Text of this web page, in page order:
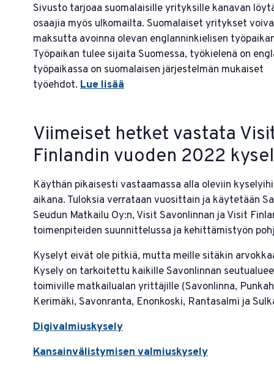
Sivusto tarjoaa suomalaisille yrityksille kanavan
osaajia myös ulkomailta. Suomalaiset yritykset
maksutta avoinna olevan englanninkielisen
Työpaikan tulee sijaita Suomessa, työkielenä on
työpaikassa on suomalaisen järjestelmän mukaiset
työehdot. Lue lisää
Viimeiset hetket vastata
Finlandin vuoden 2022
Käythän pikaisesti vastaamassa alla oleviin
aikana. Tuloksia verrataan vuosittain ja käytetään
Seudun Matkailu Oy:n, Visit Savonlinnan ja Visit
toimenpiteiden suunnittelussa ja kehittämistyön
Kyselyt eivät ole pitkiä, mutta meille sitäkin
Kysely on tarkoitettu kaikille Savonlinnan
toimiville matkailualan yrittäjille (Savonlinna,
Kerimäki, Savonranta, Enonkoski, Rantasalmi ja
Digivalmiuskysely
Kansainvälistymisen valmiuskysely